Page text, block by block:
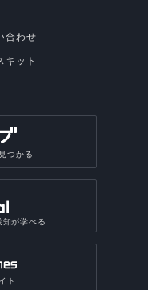
合わせ
キット
つかる
知が学べる
ト